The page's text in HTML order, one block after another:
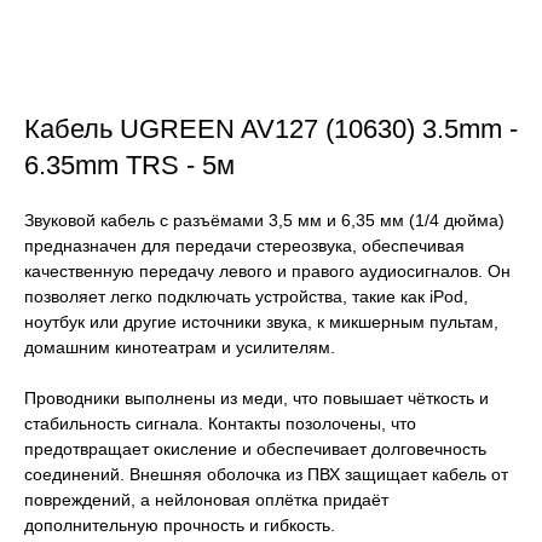
Кабель UGREEN AV127 (10630) 3.5mm -
6.35mm TRS - 5м
Звуковой кабель с разъёмами 3,5 мм и 6,35 мм (1/4 дюйма)
предназначен для передачи стереозвука, обеспечивая
качественную передачу левого и правого аудиосигналов. Он
позволяет легко подключать устройства, такие как iPod,
ноутбук или другие источники звука, к микшерным пультам,
домашним кинотеатрам и усилителям.
Проводники выполнены из меди, что повышает чёткость и
стабильность сигнала. Контакты позолочены, что
предотвращает окисление и обеспечивает долговечность
соединений. Внешняя оболочка из ПВХ защищает кабель от
повреждений, а нейлоновая оплётка придаёт
дополнительную прочность и гибкость.